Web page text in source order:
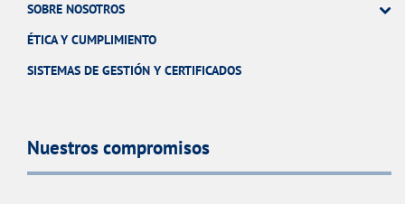
SOBRE NOSOTROS
ÉTICA Y CUMPLIMIENTO
SISTEMAS DE GESTIÓN Y CERTIFICADOS
Nuestros compromisos